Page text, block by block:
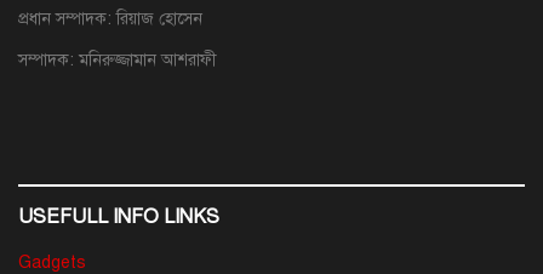
প্রধান সম্পাদক: রিয়াজ হোসেন
সম্পাদক: মনিরুজ্জামান আশরাফী
USEFULL INFO LINKS
Gadgets